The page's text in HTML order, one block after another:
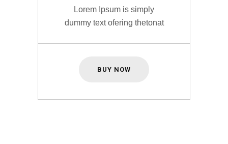
Lorem Ipsum is simply
dummy text ofering thetonat
BUY NOW